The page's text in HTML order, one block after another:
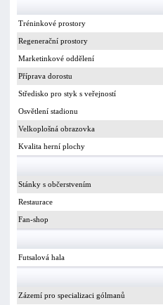
Tréninkové prostory
Regenerační prostory
Marketinkové oddělení
Příprava dorostu
Středisko pro styk s veřejností
Osvětlení stadionu
Velkoplošná obrazovka
Kvalita herní plochy
Stánky s občerstvením
Restaurace
Fan-shop
Futsalová hala
Zázemí pro specializaci gólmanů